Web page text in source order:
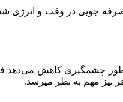
صرفه جویی در وقت و
چشمگیری کاهش می‌دهد
نیز مهم به نظر میرسد.